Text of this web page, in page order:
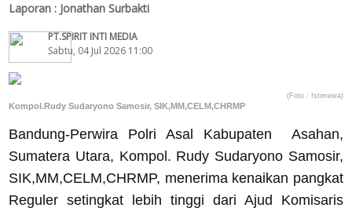
Laporan : Jonathan Surbakti
PT.SPIRIT INTI MEDIA
Sabtu, 04 Jul 2026 11:00
(Foto : Istimewa)
Kompol.Rudy Sudaryono Samosir, SIK,MM,CELM,CHRMP
Bandung-Perwira Polri Asal Kabupaten Asahan,
Sumatera Utara, Kompol. Rudy Sudaryono Samosir,
SIK,MM,CELM,CHRMP, menerima kenaikan pangkat
Reguler setingkat lebih tinggi dari Ajud Komisaris